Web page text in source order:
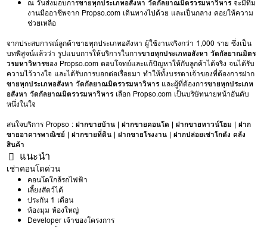
ณ วันส่งมอบการขายทุกประเภทอสังหา วัดกัลยาณมิตรวรมหาวิหาร จะมีทีม
งานมืออาชีพจาก Propso.com เดินทางไปด้วย และเป็นกลาง คอยให้ความ
ช่วยเหลือ
จากประสบการณ์ลูกค้าขายทุกประเภทอสังหา ผู้ใช้งานจริงกว่า 1,000 ราย ซึ่งเป็น
บทพิสูจน์แล้วว่า รูปแบบการให้บริการในการขายทุกประเภทอสังหา วัดกัลยาณมิตร
วรมหาวิหารของ Propso.com ตอบโจทย์และแก้ปัญหาให้กับลูกค้าได้จริง จนได้รับ
ความไว้วางใจ และได้รับการบอกต่อเรื่อยมา ทำให้ทั้งบรรดาเจ้าของที่ต้องการฝาก
ขายทุกประเภทอสังหา วัดกัลยาณมิตรวรมหาวิหาร และผู้ที่ต้องการขายทุกประเภท
อสังหา วัดกัลยาณมิตรวรมหาวิหาร เลือก Propso.com เป็นบริษัทนายหน้าอันดับ
หนึ่งในใจ
สนใจบริการ Propso :ฝากขายบ้าน |ฝากขายคอนโด |ฝากขายทาวน์โฮม |ฝาก
ขายอาคารพาณิชย์ |ฝากขายที่ดิน |ฝากขายโรงงาน |ฝากปล่อยเช่าโกดัง คลัง
สินค้า
แนะนำ
เช่าคอนโดด่วน
คอนโดใกล้รถไฟฟ้า
เลี้ยงสัตว์ได้
ประกัน 1 เดือน
ห้องมุม ห้องใหญ่
Developer เจ้าของโครงการ